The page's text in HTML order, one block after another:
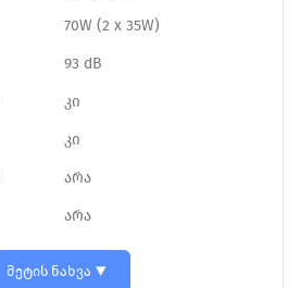
70W (2 x 35W)
93 dB
კი
კი
არა
არა
მეტის ნახვა